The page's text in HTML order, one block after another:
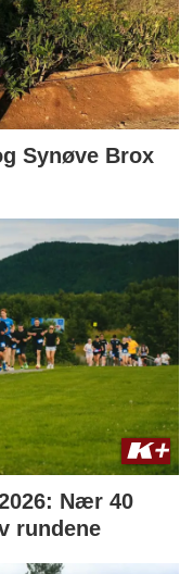
Synøve Brox
Nær 40
rundene